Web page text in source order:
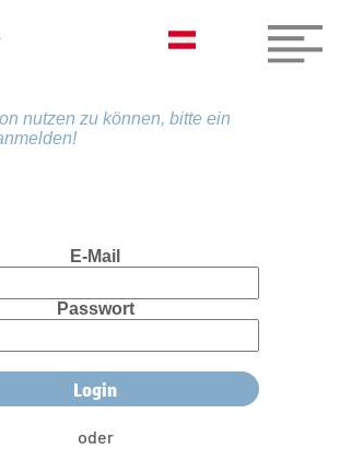
nutzen zu können, bitte ein
E-Mail
Passwort
oder